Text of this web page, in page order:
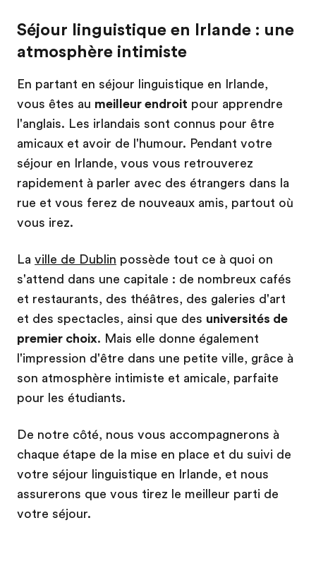
Séjour linguistique en Irlande : une
atmosphère intimiste
En partant en séjour linguistique en Irlande,
vous êtes au meilleur endroit pour apprendre
l'anglais. Les irlandais sont connus pour être
amicaux et avoir de l'humour. Pendant votre
séjour en Irlande, vous vous retrouverez
rapidement à parler avec des étrangers dans la
rue et vous ferez de nouveaux amis, partout où
vous irez.
La ville de Dublin possède tout ce à quoi on
s'attend dans une capitale : de nombreux cafés
et restaurants, des théâtres, des galeries d'art
et des spectacles, ainsi que des universités de
premier choix. Mais elle donne également
l'impression d'être dans une petite ville, grâce à
son atmosphère intimiste et amicale, parfaite
pour les étudiants.
De notre côté, nous vous accompagnerons à
chaque étape de la mise en place et du suivi de
votre séjour linguistique en Irlande, et nous
assurerons que vous tirez le meilleur parti de
votre séjour.